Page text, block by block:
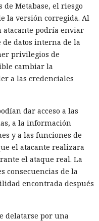
de Metabase, el riesgo
la versión corregida. Al
atacante podría enviar
de datos interna de la
privilegios de
cambiar la
a las credenciales
dar acceso a las
a la información
y a las funciones de
el atacante realizara
el ataque real. La
consecuencias de la
encontrada después
delatarse por una